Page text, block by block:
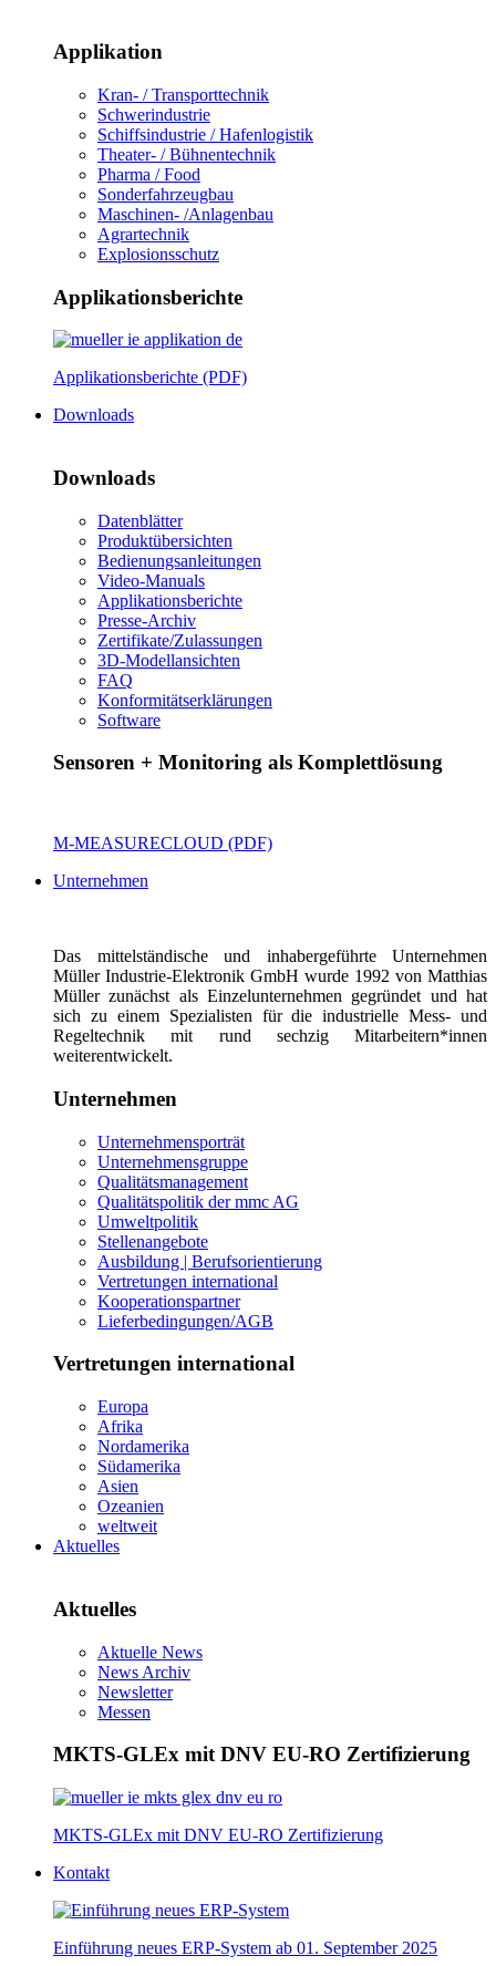
Applikation
Kran- / Transporttechnik
Schwerindustrie
Schiffsindustrie / Hafenlogistik
Theater- / Bühnentechnik
Pharma / Food
Sonderfahrzeugbau
Maschinen- /Anlagenbau
Agrartechnik
Explosionsschutz
Applikationsberichte
Applikationsberichte (PDF)
Downloads
Downloads
Datenblätter
Produktübersichten
Bedienungsanleitungen
Video-Manuals
Applikationsberichte
Presse-Archiv
Zertifikate/Zulassungen
3D-Modellansichten
FAQ
Konformitätserklärungen
Software
Sensoren + Monitoring als Komplettlösung
M-MEASURECLOUD (PDF)
Unternehmen
Das mittelständische und inhabergeführte Unternehmen
Müller Industrie-Elektronik GmbH wurde 1992 von Matthias
Müller zunächst als Einzelunternehmen gegründet und hat
sich zu einem Spezialisten für die industrielle Mess- und
Regeltechnik mit rund sechzig Mitarbeitern*innen
weiterentwickelt.
Unternehmen
Unternehmensporträt
Unternehmensgruppe
Qualitätsmanagement
Qualitätspolitik der mmc AG
Umweltpolitik
Stellenangebote
Ausbildung | Berufsorientierung
Vertretungen international
Kooperationspartner
Lieferbedingungen/AGB
Vertretungen international
Europa
Afrika
Nordamerika
Südamerika
Asien
Ozeanien
weltweit
Aktuelles
Aktuelles
Aktuelle News
News Archiv
Newsletter
Messen
MKTS-GLEx mit DNV EU-RO Zertifizierung
MKTS-GLEx mit DNV EU-RO Zertifizierung
Kontakt
Einführung neues ERP-System ab 01. September 2025